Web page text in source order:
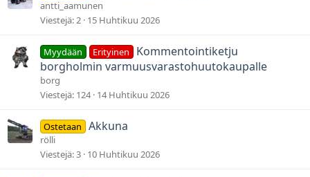
antti_aamunen
Viestejä 2 15 Huhtikuu 2026
Myydään Erityinen
Kommentointiketju
borgholmin varmuusvarastohuutokaupalle
borg
Viestejä 124 14 Huhtikuu 2026
Ostetaan Akkuna
rölli
Viestejä 3 10 Huhtikuu 2026